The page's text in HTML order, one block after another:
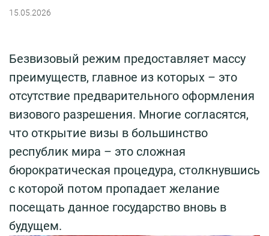
15.05.2026
Безвизовый режим предоставляет массу
преимуществ, главное из которых – это
отсутствие предварительного оформления
визового разрешения. Многие согласятся,
что открытие визы в большинство
республик мира – это сложная
бюрократическая процедура, столкнувшись
с которой потом пропадает желание
посещать данное государство вновь в
будущем.